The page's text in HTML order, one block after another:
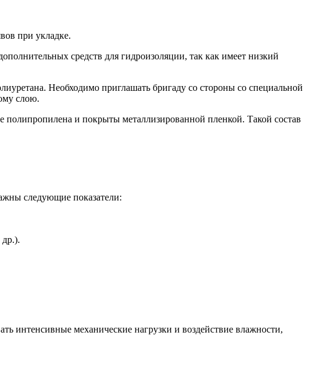
при укладке.
средств для гидроизоляции, так как имеет низкий
Необходимо приглашать бригаду со стороны со специальной
слою.
полипропилена и покрыты металлизированной пленкой. Такой состав
следующие показатели:
др.).
интенсивные механические нагрузки и воздействие влажности,